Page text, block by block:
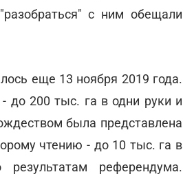
с ним обещали
еще 13 ноября 2019 года.
до 200 тыс. га в одни руки и
была представлена
чтению - до 10 тыс. га в
референдума.